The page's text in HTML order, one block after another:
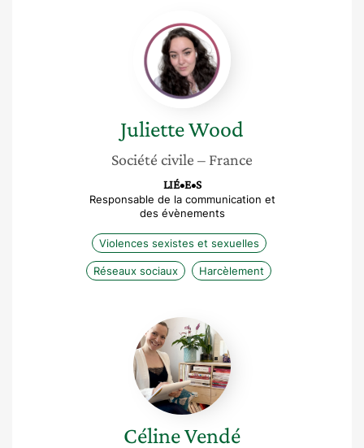
Wood
JulietteWood
Société civile – France
LIÉ•E•S
Responsable de la communication et
des évènements
Violences sexistes et sexuelles
Réseaux sociaux Harcèlement
Céline
Vendé
CélineVendé